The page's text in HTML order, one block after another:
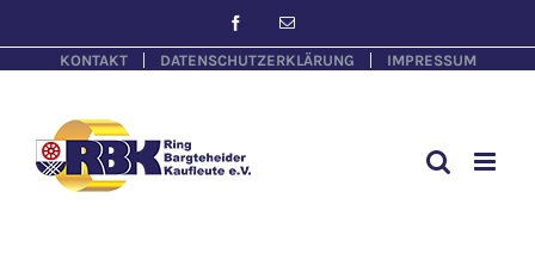
KONTAKT DATENSCHUTZERKLÄRUNG IMPRESSUM